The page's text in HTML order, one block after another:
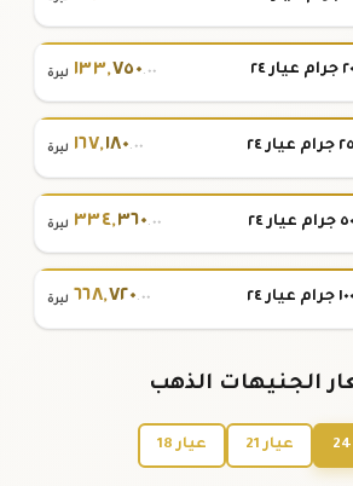
١٣٣,٧٥٠.٠٠ ليرة
١٦٧,١٨٠.٠٠ ليرة
٣٣٤,٣٦٠.٠٠ ليرة
٦٦٨,٧٢٠.٠٠ ليرة
الجنيهات الذهب
عيار 21 عيار 18